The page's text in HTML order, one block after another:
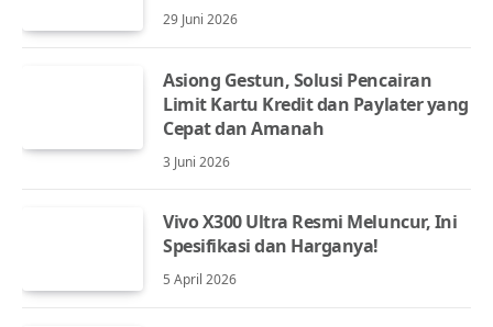
29 Juni 2026
Asiong Gestun, Solusi Pencairan
Limit Kartu Kredit dan Paylater yang
Cepat dan Amanah
3 Juni 2026
Vivo X300 Ultra Resmi Meluncur, Ini
Spesifikasi dan Harganya!
5 April 2026